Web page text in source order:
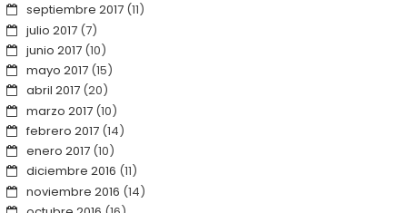
septiembre 2017(11)
julio 2017(7)
junio 2017(10)
mayo 2017(15)
abril 2017(20)
marzo 2017(10)
febrero 2017(14)
enero 2017(10)
diciembre 2016 (11)
noviembre 2016 (14)